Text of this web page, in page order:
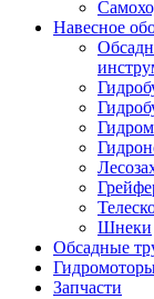
Навесное
Шнеки
Обсадные
Запчасти